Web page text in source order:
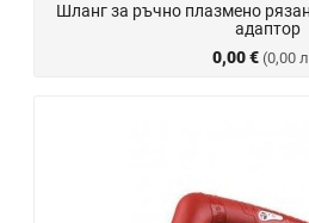
Шланг за ръчно плазмено
адаптор
0,00 € (0,00